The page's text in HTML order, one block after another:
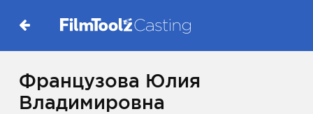
Французова Юлия
Владимировна